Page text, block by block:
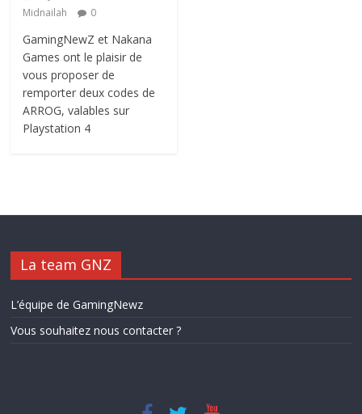
Midnailah
0
GamingNewZ et Nakana
Games ont le plaisir de
vous proposer de
remporter deux codes de
ARROG, valables sur
Playstation 4
La team GNZ
L’équipe de GamingNewz
Vous souhaitez nous contacter ?